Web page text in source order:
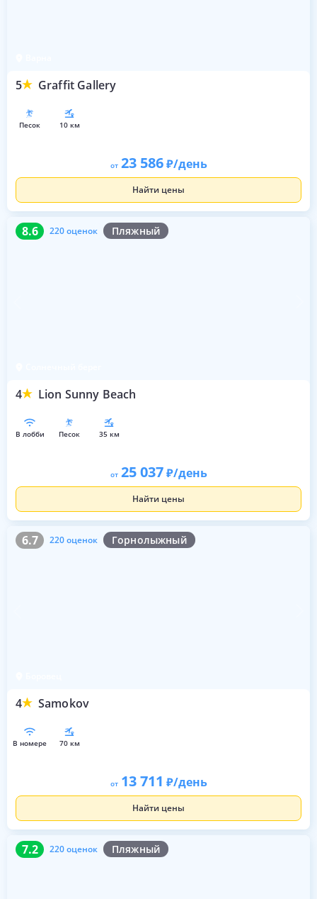
5 Graffit Gallery
песок 10 км
от 23 586 /день
Найти цены
8.6 220 оценок Пляжный
4 Lion Sunny Beach
8.6 220 оценок
в лобби песок 35 км
от 25 037 /день
Найти цены
6.7 220 оценок Горнолыжный
4 Samokov
6.7 220 оценок
в номере 70 км
от 13 711 /день
Найти цены
7.2 220 оценок Пляжный
7.2 220 оценок